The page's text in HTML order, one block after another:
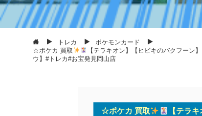
トレカ
ポケモンカード
☆ポケカ 買取
【テラキオン】【ヒビキのバクフーン
ウ】#トレカ#お宝発見岡山店
☆ポケカ 買取
【テラ